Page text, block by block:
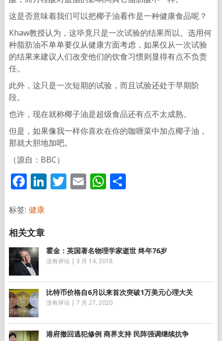
这是否意味着我们可以把椰子油看作是一种健康食品呢？
Khaw教授认为，这毕竟只是一次试验的结果而以。选用何
种脂肪油不单单要仅从健康方面考虑，如果仅从一次试验
的结果来建议人们改变他们的饮食习惯则显得有点不负责
任。
此外，这只是一次短期的试验，而且试验还处于早期阶
段。
也许，现在就称椰子油是超级食品还有点不太成熟。
但是，如果像我一样你喜欢在你的咖喱菜中加点椰子油，
那就大胆地加吧。
（源自：BBC）
Facebook
LinkedIn
Twitter
EmailWhatsApp
分
标签: 健康
霍金：英国著名物理学家逝世 终年76岁
没有评论 | 3 月 14, 2018
比特币价格自6月以来首次突破1万美元心理大关
没有评论 | 7 月 27, 2020
港府撤回逃犯修例 商界支持 民阵强调继续抗争